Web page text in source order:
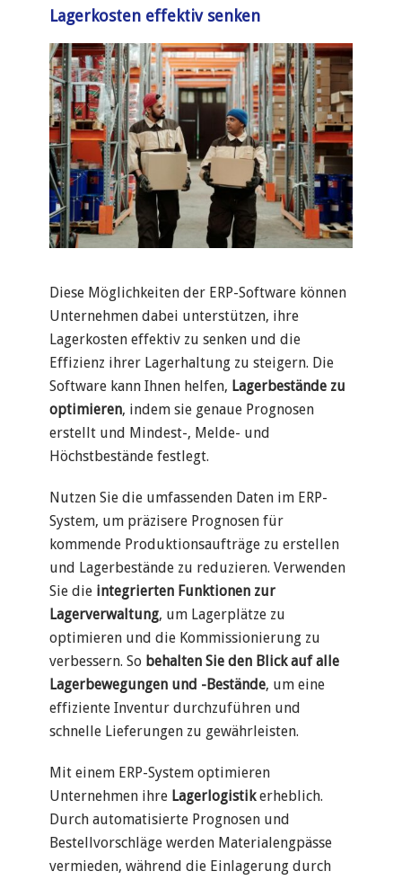
Lagerkosten effektiv senken
Diese Möglichkeiten der ERP-Software können
Unternehmen dabei unterstützen, ihre
Lagerkosten effektiv zu senken und die
Effizienz ihrer Lagerhaltung zu steigern. Die
Software kann Ihnen helfen, Lagerbestände zu
optimieren, indem sie genaue Prognosen
erstellt und Mindest-, Melde- und
Höchstbestände festlegt.
Nutzen Sie die umfassenden Daten im ERP-
System, um präzisere Prognosen für
kommende Produktionsaufträge zu erstellen
und Lagerbestände zu reduzieren. Verwenden
Sie die integrierten Funktionen zur
Lagerverwaltung, um Lagerplätze zu
optimieren und die Kommissionierung zu
verbessern. So behalten Sie den Blick auf alle
Lagerbewegungen und -Bestände, um eine
effiziente Inventur durchzuführen und
schnelle Lieferungen zu gewährleisten.
Mit einem ERP-System optimieren
Unternehmen ihre Lagerlogistikerheblich.
Durch automatisierte Prognosen und
Bestellvorschläge werden Materialengpässe
vermieden, während die Einlagerung durch